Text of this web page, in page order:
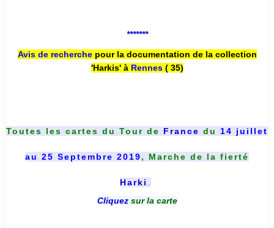
*******
Avis de recherche pour la documentation de la collection
'Harkis' à Rennes( 35)
Toutes les cartes du Tour de France du 14 juillet
au 25 Septembre 2019, Marche de la fierté
Harki .
Cliquez sur la carte